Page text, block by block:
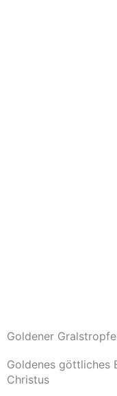
Goldener
Goldenes göttliches
Christus